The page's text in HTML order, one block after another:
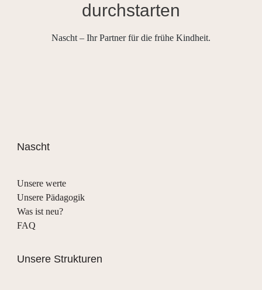
durchstarten
Nascht – Ihr Partner für die frühe Kindheit.
Nascht
Unsere werte
Unsere Pädagogik
Was ist neu?
FAQ
Unsere Strukturen